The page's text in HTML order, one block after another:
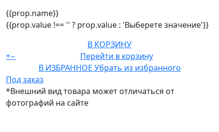
{{prop.name}}
{{prop.value !== '' ? prop.value : 'Выберете значение'}}
В КОРЗИНУ
+−
Перейти в корзину
В ИЗБРАННОЕ Убрать из избранного
Под заказ
*Внешний вид товара может отличаться от
фотографий на сайте